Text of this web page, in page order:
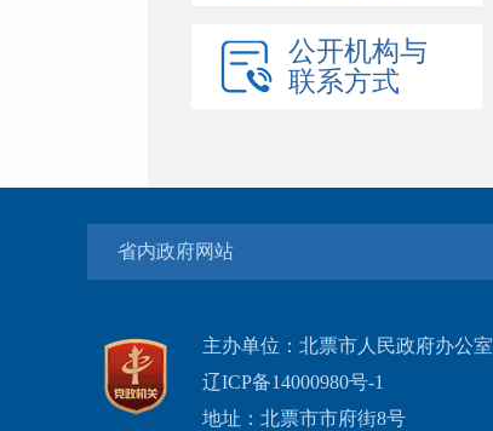
公开机构与
联系方式
省内政府网站
主办单位：北票市人民政府办公室
辽ICP备14000980号-1
地址：北票市市府街8号